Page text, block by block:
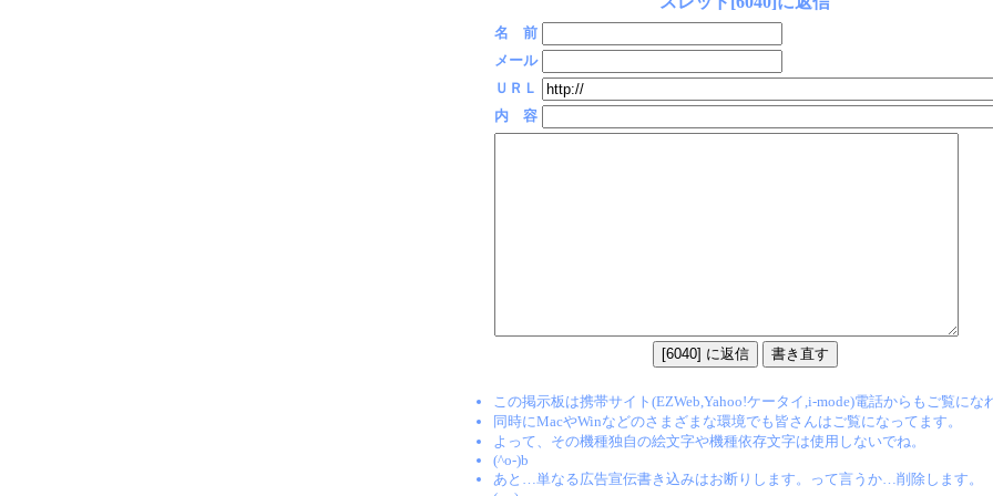
名 前
メール
ＵＲＬ
内 容
この掲示板は携帯サイト(EZWeb,Yahoo!ケータイ,i-mode)電話からもご覧にな
同時にMacやWinなどのさまざまな環境でも皆さんはご覧になってます。
よって、その機種独自の絵文字や機種依存文字は使用しないでね。
(^o-)b
あと…単なる広告宣伝書き込みはお断りします。って言うか…削除します。